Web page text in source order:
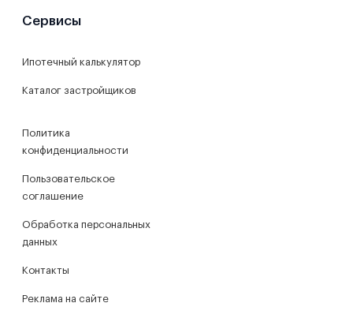
Сервисы
Ипотечный калькулятор
Каталог застройщиков
Политика
конфиденциальности
Пользовательское
соглашение
Обработка персональных
данных
Контакты
Реклама на сайте